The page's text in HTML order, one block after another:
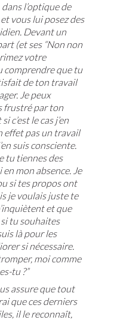
l’optique de
vous lui posez des
Devant un
(et ses “Non non
votre
comprendre que tu
de ton travail
Je peux
frustré par ton
c’est le cas j’en
effet pas un travail
suis consciente.
tu tiennes des
mon absence. Je
si tes propos ont
je voulais juste te
et que
tu souhaites
là pour les
si nécessaire.
moi comme
tu ?”
assure que tout
que ces derniers
il le reconnaît,